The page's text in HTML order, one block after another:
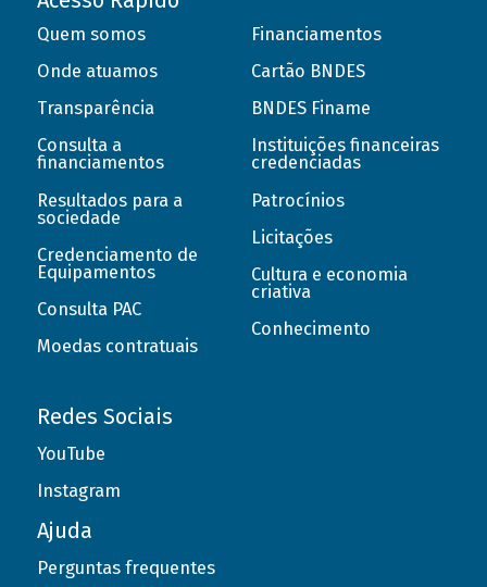
Quem somos
Onde atuamos
Transparência
Consulta a
financiamentos
Resultados para a
sociedade
Credenciamento de
Equipamentos
Consulta PAC
Moedas contratuais
Financiamentos
Cartão BNDES
BNDES Finame
Instituições financeiras
credenciadas
Patrocínios
Licitações
Cultura e economia
criativa
Conhecimento
Redes Sociais
YouTube
Instagram
Ajuda
Perguntas frequentes